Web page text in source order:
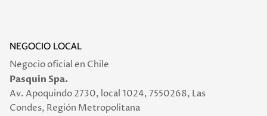
NEGOCIO LOCAL
Negocio oficial en Chile
Pasquin Spa.
Av. Apoquindo 2730, local 1024, 7550268, Las
Condes, Región Metropolitana